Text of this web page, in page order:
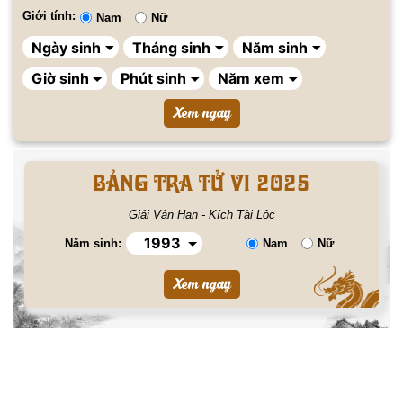
Giới tính: Nam Nữ
BẢNG TRA TỬ VI 2025
Giải Vận Hạn - Kích Tài Lộc
Năm sinh: Nam Nữ